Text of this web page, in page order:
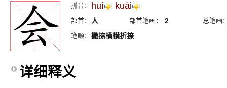
拼音： huì kuài
部首： 人 部首笔画： 2
总笔画
笔顺： 撇捺横横折捺
详细释义